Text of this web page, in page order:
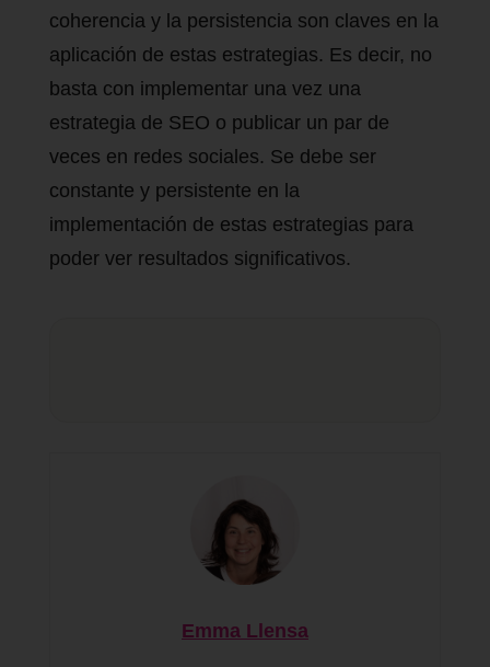
coherencia y la persistencia son claves en la
aplicación de estas estrategias. Es decir, no
basta con implementar una vez una
estrategia de SEO o publicar un par de
veces en redes sociales. Se debe ser
constante y persistente en la
implementación de estas estrategias para
poder ver resultados significativos.
Emma Llensa